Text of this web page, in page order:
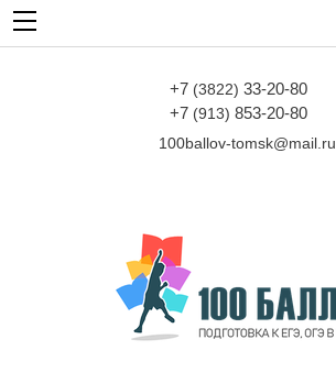
+7 (3822) 33-20-80
+7 (913) 853-20-80
100ballov-tomsk@mail.ru